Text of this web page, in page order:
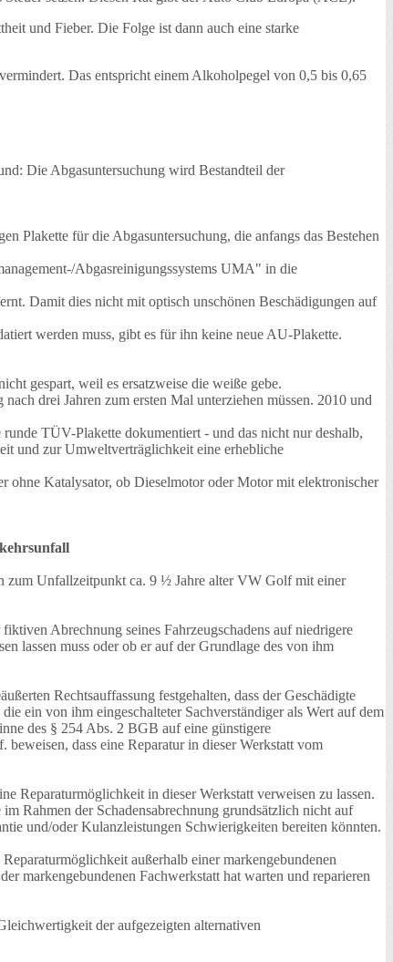
und Fieber. Die Folge ist dann auch eine starke
Das entspricht einem Alkoholpegel von 0,5 bis 0,65
Die Abgasuntersuchung wird Bestandteil der
Plakette für die Abgasuntersuchung, die anfangs das Bestehen
Abgasreinigungssystems UMA" in die
Damit dies nicht mit optisch unschönen Beschädigungen auf
werden muss, gibt es für ihn keine neue AU-Plakette.
gespart, weil es ersatzweise die weiße gebe.
drei Jahren zum ersten Mal unterziehen müssen. 2010 und
TÜV-Plakette dokumentiert - und das nicht nur deshalb,
und zur Umweltverträglichkeit eine erhebliche
ohne Katalysator, ob Dieselmotor oder Motor mit elektronischer
zum Unfallzeitpunkt ca. 9 ½ Jahre alter VW Golf mit einer
Abrechnung seines Fahrzeugschadens auf niedrigere
lassen muss oder ob er auf der Grundlage des von ihm
Rechtsauffassung festgehalten, dass der Geschädigte
ein von ihm eingeschalteter Sachverständiger als Wert auf dem
des § 254 Abs. 2 BGB auf eine günstigere
dass eine Reparatur in dieser Werkstatt vom
Reparaturmöglichkeit in dieser Werkstatt verweisen zu lassen.
Rahmen der Schadensabrechnung grundsätzlich nicht auf
und/oder Kulanzleistungen Schwierigkeiten bereiten könnten.
außerhalb einer markengebundenen
markengebundenen Fachwerkstatt hat warten und reparieren
der aufgezeigten alternativen